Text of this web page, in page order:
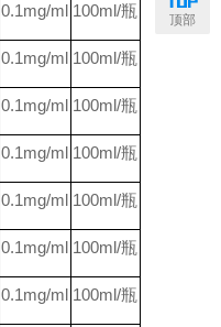
0.1mg/ml 100ml/瓶
0.1mg/ml 100ml/瓶
0.1mg/ml 100ml/瓶
0.1mg/ml 100ml/瓶
0.1mg/ml 100ml/瓶
0.1mg/ml 100ml/瓶
0.1mg/ml 100ml/瓶
顶部